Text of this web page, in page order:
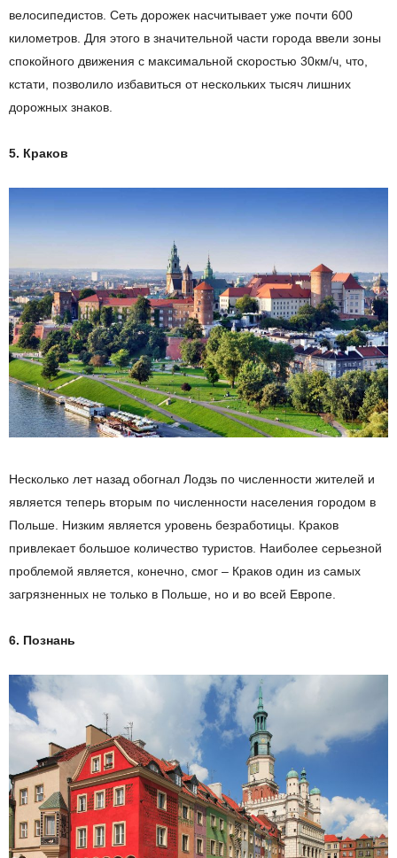
велосипедистов. Сеть дорожек насчитывает уже почти 600
километров. Для этого в значительной части города ввели зоны
спокойного движения с максимальной скоростью 30км/ч, что,
кстати, позволило избавиться от нескольких тысяч лишних
дорожных знаков.
5. Краков
Несколько лет назад обогнал Лодзь по численности жителей и
является теперь вторым по численности населения городом в
Польше. Низким является уровень безработицы. Краков
привлекаетбольшое количество туристов. Наиболее серьезной
проблемой является, конечно, смог – Краков один из самых
загрязненных не только в Польше, но и во всей Европе.
6. Познань